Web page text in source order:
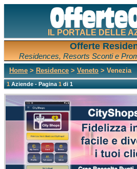
IL PORTALE DELLE
Offerte
Residences, Resorts Sconti e
Home > Residence > Veneto > Venezia
1Aziende - Pagina1di 1